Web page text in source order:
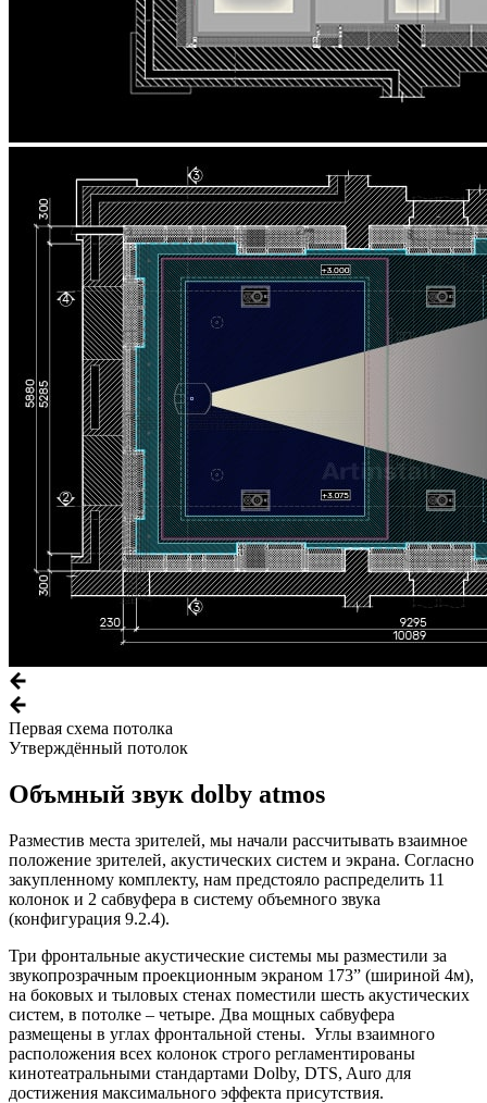
Первая схема потолка
Утверждённый потолок
Объмный звук dolby atmos
Разместив места зрителей, мы начали рассчитывать взаимное
положение зрителей, акустических систем и экрана. Согласно
закупленному комплекту, нам предстояло распределить 11
колонок и 2 сабвуфера в систему объемного звука
(конфигурация 9.2.4).
Три фронтальные акустические системы мы разместили за
звукопрозрачным проекционным экраном 173” (шириной 4м),
на боковых и тыловых стенах поместили шесть акустических
систем, в потолке – четыре. Два мощных сабвуфера
размещены в углах фронтальной стены. Углы взаимного
расположения всех колонок строго регламентированы
кинотеатральными стандартами Dolby, DTS, Auro для
достижения максимального эффекта присутствия.